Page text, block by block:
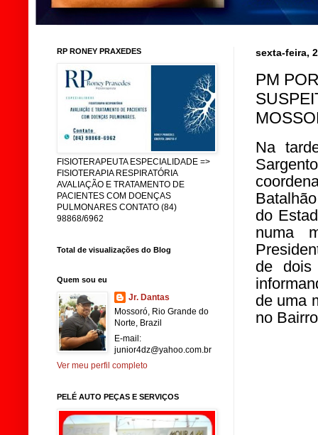
sexta-feira,
PM
Na
do
numa
de dois
de uma
no
RP RONEY PRAXEDES
FISIOTERAPEUTA ESPECIALIDADE =>
FISIOTERAPIA RESPIRATÓRIA
AVALIAÇÃO E TRATAMENTO DE
PACIENTES COM DOENÇAS
PULMONARES CONTATO (84)
98868/6962
Total de visualizações do Blog
Quem sou eu
Jr. Dantas
Mossoró, Rio Grande do
Norte, Brazil
E-mail:
junior4dz@yahoo.com.br
Ver meu perfil completo
PELÉ AUTO PEÇAS E SERVIÇOS